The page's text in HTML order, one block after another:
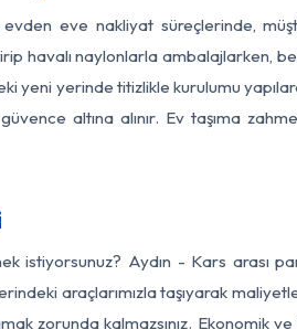
eve nakliyat süreçlerinde,
naylonlarla ambalajlarken,
yeni yerinde titizlikle kurulumu
altına alınır. Ev taşıma
istiyorsunuz? Aydın - Kars arası
araçlarımızla taşıyarak
zorunda kalmazsınız. Ekonomik ve